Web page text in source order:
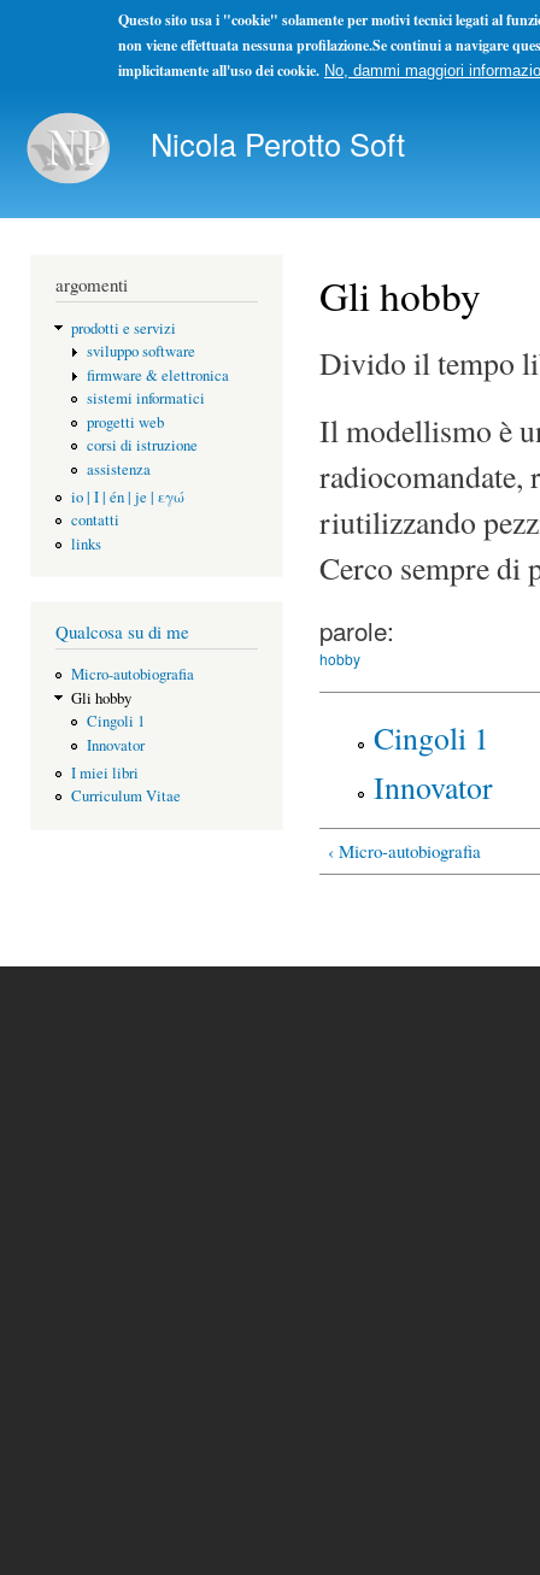
Questo sito usa i "cookie" solamente per motivi tecnici legati al
non viene effettuata nessuna profilazione.Se continui a navigare
implicitamente all'uso dei cookie. No, dammi maggiori
Nicola Perotto Soft
argomenti
prodotti e servizi
sviluppo software
firmware & elettronica
sistemi informatici
progetti web
corsi di istruzione
assistenza
io | I | én | je | εγώ
contatti
links
Qualcosa su di me
Micro-autobiografia
Gli hobby
Cingoli 1
Innovator
I miei libri
Curriculum Vitae
Gli hobby
Divido il tempo
Il modellismo è
radiocomandate,
riutilizzando
Cerco sempre di
parole:
hobby
Cingoli 1
Innovator
‹ Micro-autobiografia